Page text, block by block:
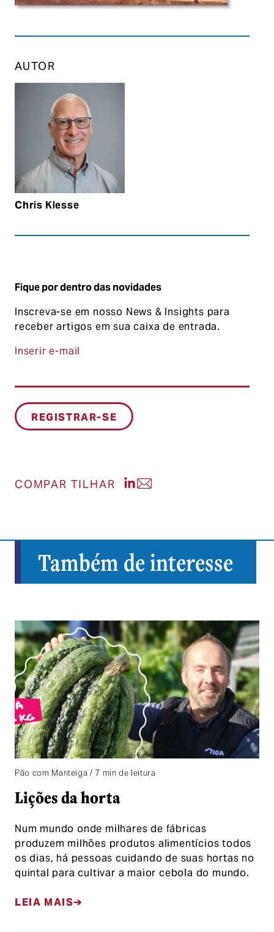
AUTOR
Chris Klesse
Fique por dentro das novidades
Inscreva-se em nosso News & Insights para
receber artigos em sua caixa de entrada.
Inserir e-mail
COMPAR TILHAR Compartilhe a postagem no
Compartilhe a postagem
Também de interesse
Pão com Manteiga / 7 min de leitura
Lições da horta
Num mundo onde milhares de fábricas
produzem milhões produtos alimentícios todos
os dias, há pessoas cuidando de suas hortas no
quintal para cultivar a maior cebola do mundo.
LEIA MAIS